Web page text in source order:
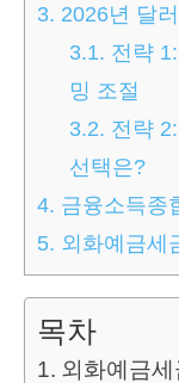
3. 2026년 달
3.1. 전략
밍 조절
3.2. 전략
선택은?
4. 금융소득종
5. 외화예금세
목차
외화예금